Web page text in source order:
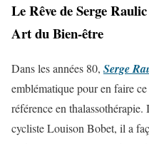
Le Rêve de Serge
Art du Bien-être
Dans les années 80, Serge
emblématique pour en faire
référence en thalassothérapie.
cycliste Louison Bobet, il a